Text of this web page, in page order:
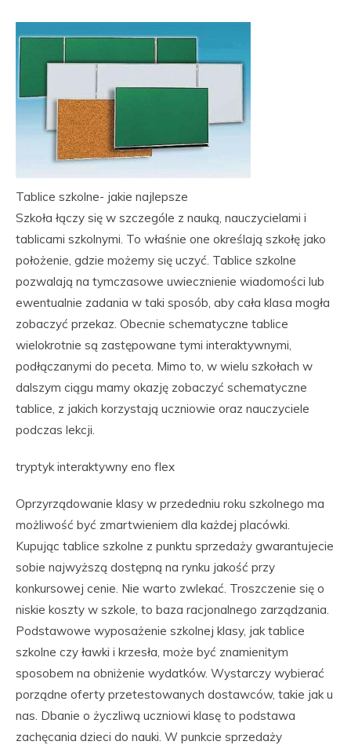
Tablice szkolne- jakie najlepsze
Szkoła łączy się w szczególe z nauką, nauczycielami i
tablicami szkolnymi. To właśnie one określają szkołę jako
położenie, gdzie możemy się uczyć. Tablice szkolne
pozwalają na tymczasowe uwiecznienie wiadomości lub
ewentualnie zadania w taki sposób, aby cała klasa mogła
zobaczyć przekaz. Obecnie schematyczne tablice
wielokrotnie są zastępowane tymi interaktywnymi,
podłączanymi do peceta. Mimo to, w wielu szkołach w
dalszym ciągu mamy okazję zobaczyć schematyczne
tablice, z jakich korzystają uczniowie oraz nauczyciele
podczas lekcji.
tryptyk interaktywny eno flex
Oprzyrządowanie klasy w przededniu roku szkolnego ma
możliwość być zmartwieniem dla każdej placówki.
Kupując tablice szkolne z punktu sprzedaży gwarantujecie
sobie najwyższą dostępną na rynku jakość przy
konkursowej cenie. Nie warto zwlekać. Troszczenie się o
niskie koszty w szkole, to baza racjonalnego zarządzania.
Podstawowe wyposażenie szkolnej klasy, jak tablice
szkolne czy ławki i krzesła, może być znamienitym
sposobem na obniżenie wydatków. Wystarczy wybierać
porządne oferty przetestowanych dostawców, takie jak u
nas. Dbanie o życzliwą uczniowi klasę to podstawa
zachęcania dzieci do nauki. W punkcie sprzedaży